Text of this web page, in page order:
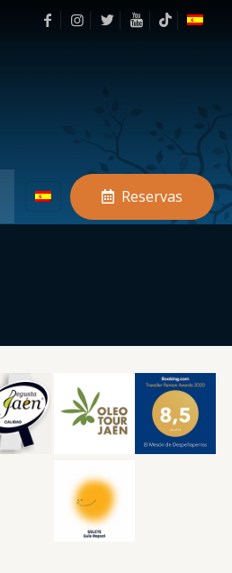
Reservas